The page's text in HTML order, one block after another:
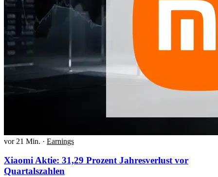
vor 21 Min. · Earnings
Xiaomi Aktie: 31,29 Prozent Jahresverlust vor
Quartalszahlen